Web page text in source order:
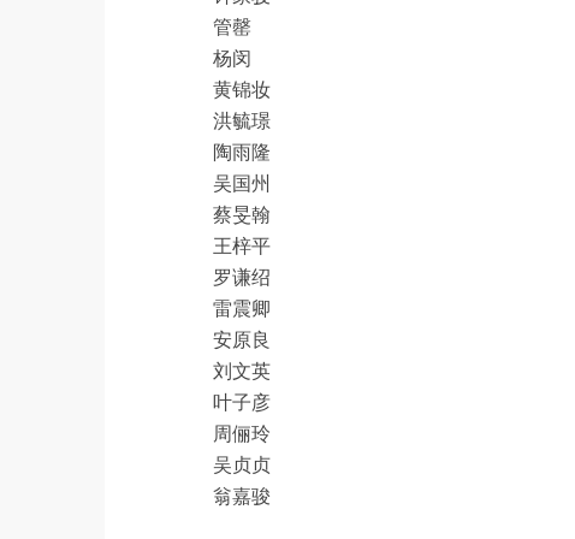
管罄
杨闵
黄锦妆
洪毓璟
陶雨隆
吴国州
蔡旻翰
王梓平
罗谦绍
雷震卿
安原良
刘文英
叶子彦
周俪玲
吴贞贞
翁嘉骏